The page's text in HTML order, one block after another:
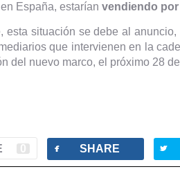
España, estarían vendiendo
esta situación se debe al
que intervienen en la
del nuevo marco, el próximo 28
0 facebook SHARE twitterbird